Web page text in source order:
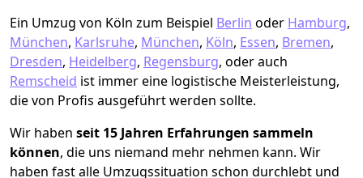
Ein Umzug von Köln zum Beispiel Berlin oder Hamburg,
München, Karlsruhe, München, Köln, Essen, Bremen,
Dresden, Heidelberg, Regensburg, oder auch
Remscheid ist immer eine logistische Meisterleistung,
die von Profis ausgeführt werden sollte.
Wir haben seit 15 Jahren Erfahrungen sammeln
können, die uns niemand mehr nehmen kann. Wir
haben fast alle Umzugssituation schon durchlebt und